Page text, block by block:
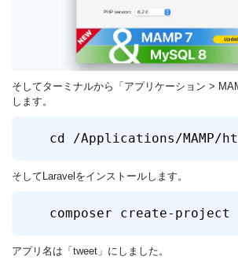
そしてターミナルから「アプリケーション >
します。
cd /Applications/MAMP/
そしてLaravelをインストールします。
composer create-
アプリ名は「tweet」にしました。